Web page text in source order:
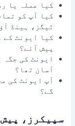
کیا عملہ یا
کیا آپ کو
ٹیگز، ہینڈ
کیا ایونٹ کے
پیش آئے؟
ایونٹ کی جگہ
آسان تھا؟
آپ ایونٹ کی
گے؟
سپیکرز،